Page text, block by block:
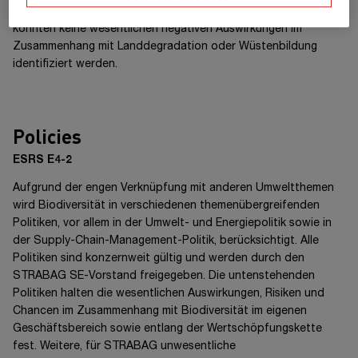
konnten keine wesentlichen negativen Auswirkungen im
Zusammenhang mit Landdegradation oder Wüstenbildung
identifiziert werden.
Policies
ESRS E4-2
Aufgrund der engen Verknüpfung mit anderen Umweltthemen
wird Biodiversität in verschiedenen themenübergreifenden
Politiken, vor allem in der Umwelt- und Energiepolitik sowie in
der Supply-Chain-Management-Politik, berücksichtigt. Alle
Politiken sind konzernweit gültig und werden durch den
STRABAG SE-Vorstand freigegeben. Die untenstehenden
Politiken halten die wesentlichen Auswirkungen, Risiken und
Chancen im Zusammenhang mit Biodiversität im eigenen
Geschäftsbereich sowie entlang der Wertschöpfungskette
fest. Weitere, für STRABAG unwesentliche